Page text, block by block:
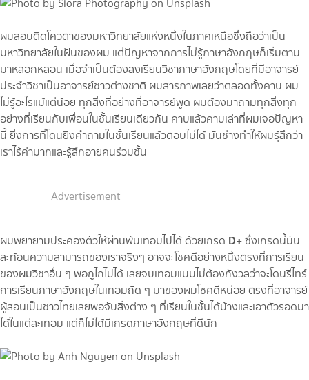
ผมสอบติดโควตาของมหาวิทยาลัยแห่งหนึ่งในภาคเหนือซึ่งถือว่าเป็น
มหาวิทยาลัยในฝันของผม แต่ปัญหาจากการไม่รู้ภาษาอังกฤษก็เริ่มตาม
มาหลอกหลอน เมื่อจำเป็นต้องลงเรียนวิชาภาษาอังกฤษโดยที่มีอาจารย์
ประจำวิชาเป็นอาจารย์ชาวต่างชาติ ผมสารภาพเลยว่าตลอดทั้งคาบ ผม
ไม่รู้อะไรแม้แต่น้อย ทุกสิ่งที่อย่างที่อาจารย์พูด ผมต้องมาถามทุกสิ่งทุก
อย่างที่เรียนกับเพื่อนในชั้นเรียนเดียวกัน คาบแล้วคาบเล่าที่ผมเจอปัญหา
นี้ ยิ่งการที่โดนยิงคำถามในชั้นเรียนแล้วตอบไม่ได้ มันช่างทำให้ผมรุ้สึกว่า
เราไร้ค่ามากและรู้สึกอายคนร่วมชั้น
Advertisement
ผมพยายามประคองตัวให้ผ่านพ้นเทอมไปได้ ด้วยเกรด D+ซึ่งเกรดนี้มัน
สะท้อนความสามารถของเราจริงๆ อาจจะโชคดีอย่างหนึ่งตรงที่การเรียน
ของผมวิชาอื่น ๆ พอถูไถไปได้ เลยจบเทอมแบบไม่ต้องกังวลว่าจะโดนรีไทร์
การเรียนภาษาอังกฤษในเทอมถัด ๆ มาของผมโชคดีหน่อย ตรงที่อาจารย์
ผู้สอนเป็นชาวไทยเลยพอจับสิ่งต่าง ๆ ที่เรียนในชั้นได้บ้างและเอาตัวรอดมา
ได้ในแต่ละเทอม แต่ก็ไม่ได้มีเกรดภาษาอังกฤษที่ดีนัก